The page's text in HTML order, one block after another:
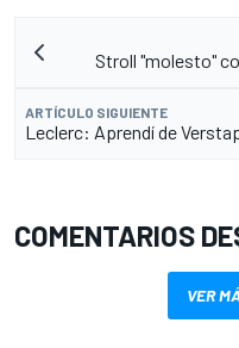
Stroll "molesto"
ARTÍCULO SIGUIENTE
Leclerc: Aprendí de
COMENTARIOS
VER